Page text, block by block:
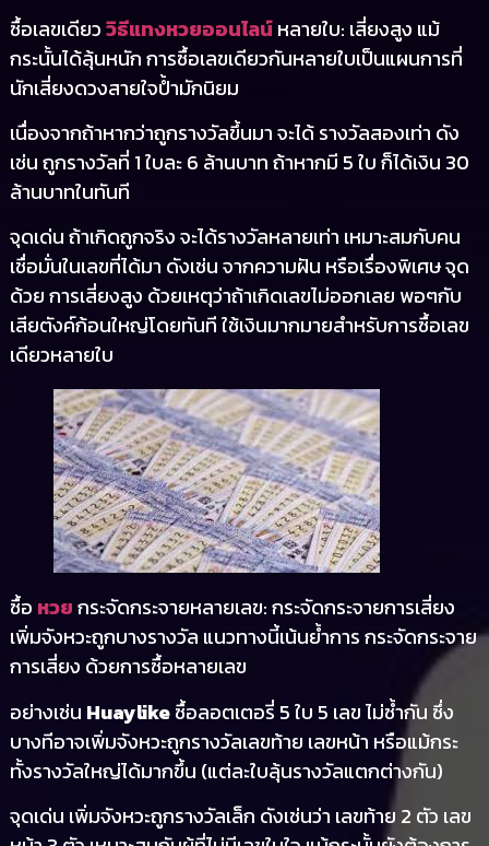
ซื้อเลขเดียววิธีแทงหวยออนไลน์หลายใบ: เสี่ยงสูง แม้
กระนั้นได้ลุ้นหนัก การซื้อเลขเดียวกันหลายใบเป็นแผนการที่
นักเสี่ยงดวงสายใจป้ำมักนิยม
เนื่องจากถ้าหากว่าถูกรางวัลขึ้นมา จะได้ รางวัลสองเท่า ดัง
เช่น ถูกรางวัลที่ 1 ใบละ 6 ล้านบาท ถ้าหากมี 5 ใบ ก็ได้เงิน 30
ล้านบาทในทันที
จุดเด่น ถ้าเกิดถูกจริง จะได้รางวัลหลายเท่า เหมาะสมกับคน
เชื่อมั่นในเลขที่ได้มา ดังเช่น จากความฝัน หรือเรื่องพิเศษ จุด
ด้วย การเสี่ยงสูง ด้วยเหตุว่าถ้าเกิดเลขไม่ออกเลย พอๆกับ
เสียตังค์ก้อนใหญ่โดยทันที ใช้เงินมากมายสำหรับการซื้อเลข
เดียวหลายใบ
ซื้อ หวยกระจัดกระจายหลายเลข: กระจัดกระจายการเสี่ยง
เพิ่มจังหวะถูกบางรางวัล แนวทางนี้เน้นย้ำการ กระจัดกระจาย
การเสี่ยง ด้วยการซื้อหลายเลข
อย่างเช่น Huaylikeซื้อลอตเตอรี่ 5 ใบ 5 เลข ไม่ซ้ำกัน ซึ่ง
บางทีอาจเพิ่มจังหวะถูกรางวัลเลขท้าย เลขหน้า หรือแม้กระ
ทั้งรางวัลใหญ่ได้มากขึ้น (แต่ละใบลุ้นรางวัลแตกต่างกัน)
จุดเด่น เพิ่มจังหวะถูกรางวัลเล็ก ดังเช่นว่า เลขท้าย 2 ตัว เลข